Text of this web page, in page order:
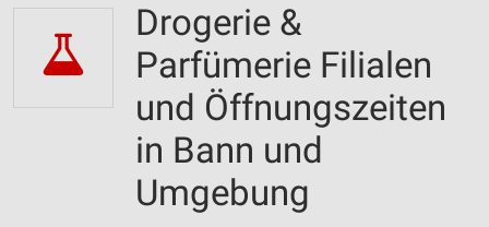
Drogerie &
Parfümerie Filialen
und Öffnungszeiten
in Bann und
Umgebung